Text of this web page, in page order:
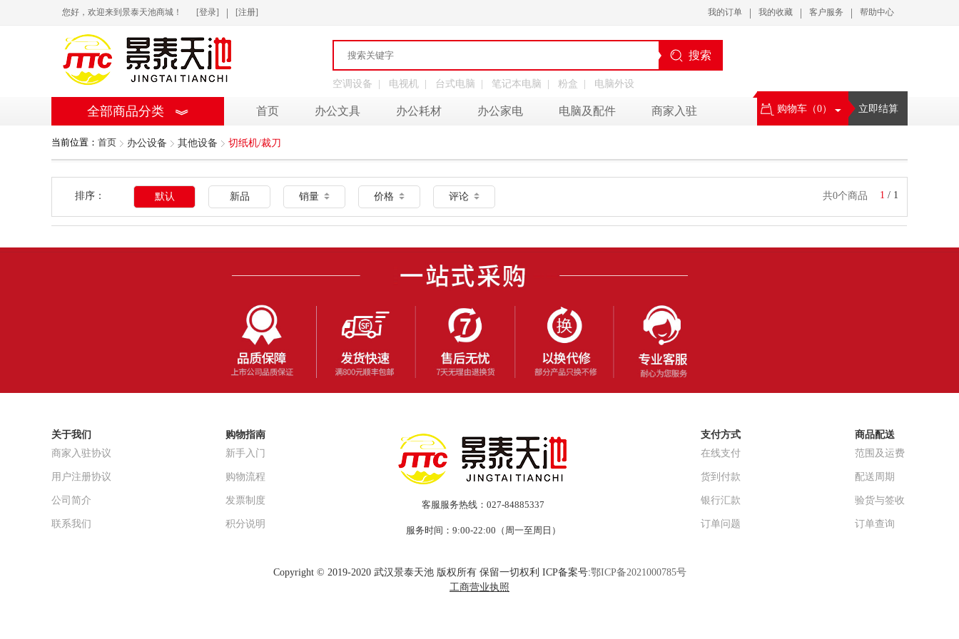
您好，欢迎来到景泰天池商城！ [登录] | [注册] 我的订单 | 我的收藏 | 客户服务 | 帮助中心
搜索
空调设备 电视机 台式电脑 笔记本电脑 粉盒 电脑外设
全部商品分类 首页 办公文具 办公耗材 办公家电 电脑及配件 商家入驻 购物车（0） 立即结算
当前位置： 首页 办公设备 其他设备 切纸机/裁刀
排序： 默认 新品 销量 价格 评论 共0个商品 1 / 1
关于我们
商家入驻协议
用户注册协议
公司简介
联系我们
购物指南
新手入门
购物流程
发票制度
积分说明
客服服务热线：027-84885337
服务时间：9:00-22:00（周一至周日）
支付方式
在线支付
货到付款
银行汇款
订单问题
商品配送
范围及运费
配送周期
验货与签收
订单查询
Copyright © 2019-2020 武汉景泰天池 版权所有 保留一切权利 ICP备案号:鄂ICP备2021000785号
工商营业执照